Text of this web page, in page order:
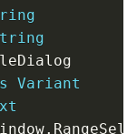
Variant
.